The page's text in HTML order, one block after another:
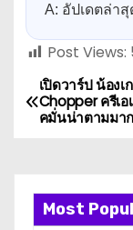
A: อัปเดตล่า
Post Views:
P
o
เปิดวาร์ป น้องเ
Chopper ครีเอ
คมั่นน่าตามมาก
Most